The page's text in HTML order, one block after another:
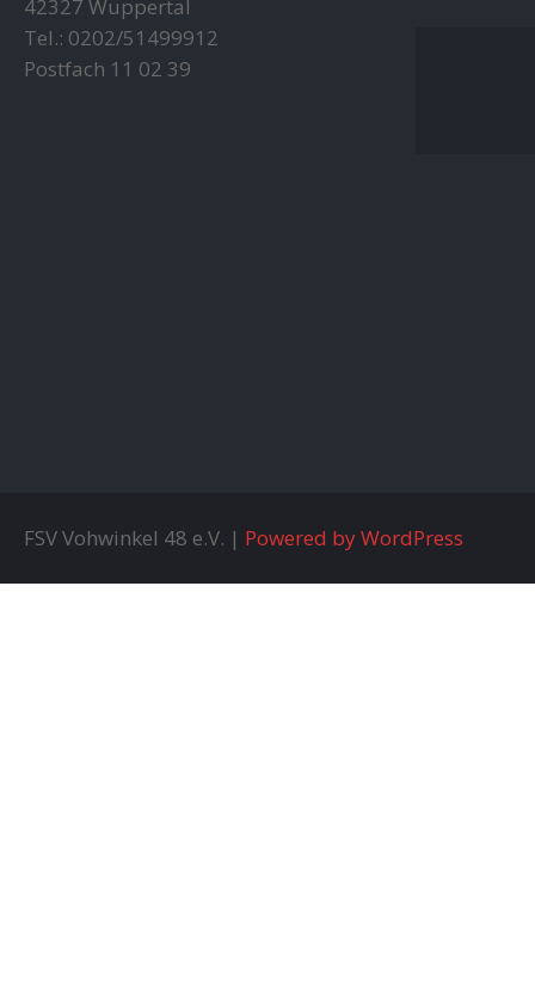
42327 Wuppertal
Tel.: 0202/51499912
Postfach 11 02 39
FSV Vohwinkel 48 e.V. | Powered by WordPress